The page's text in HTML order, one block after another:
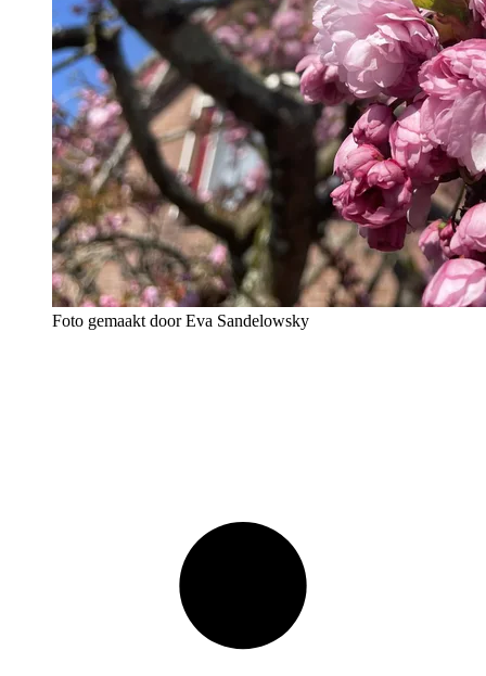
Foto gemaakt door Eva Sandelowsky